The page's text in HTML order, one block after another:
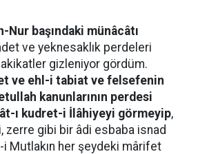
Nur başındaki münâcâtı
ve yeknesaklık perdeleri
gizleniyor gördüm.
ve ehl-i tabiat ve felsefenin
kanunlarının perdesi
ı kudret-i İlâhiyeyi görmeyip,
zerre gibi bir âdi esbaba isnad
i Mutlakın her şeydeki mârifet